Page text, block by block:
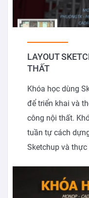
LAYOUT
THẤT
Khóa học dùng
để triển khai và
công nội thất.
tuần tự cách
Sketchup và thực